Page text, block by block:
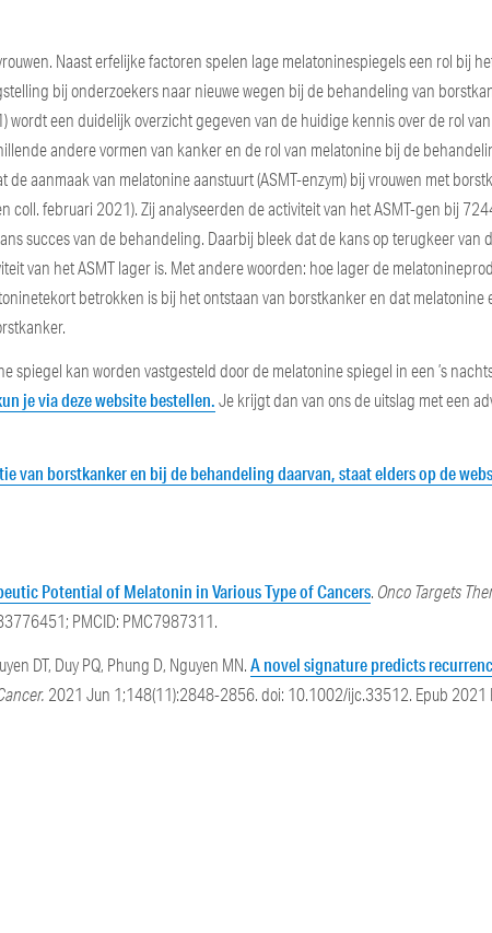
Naast erfelijke factoren spelen lage melatoninespiegels een rol bij
bij onderzoekers naar nieuwe wegen bij de behandeling van
een duidelijk overzicht gegeven van de huidige kennis over de rol van
andere vormen van kanker en de rol van melatonine bij de
aanmaak van melatonine aanstuurt (ASMT-enzym) bij vrouwen met
coll. februari 2021). Zij analyseerden de activiteit van het ASMT-gen bij
succes van de behandeling. Daarbij bleek dat de kans op terugkeer van
van het ASMT lager is. Met andere woorden: hoe lager de
betrokken is bij het ontstaan van borstkanker en dat melatonine
spiegel kan worden vastgesteld door de melatonine spiegel in een ’s
je via deze website bestellen. Je krijgt dan van ons de uitslag met een
van borstkanker en bij de behandeling daarvan, staat elders op de
Potential of Melatonin in Various Type of Cancers. Onco Targets
PMCID: PMC7987311.
DT, Duy PQ, Phung D, Nguyen MN.A novel signature predicts
2021 Jun 1;148(11):2848-2856. doi: 10.1002/ijc.33512. Epub 2021